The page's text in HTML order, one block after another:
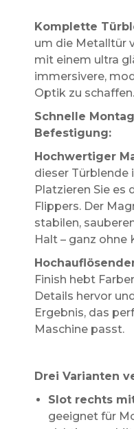
Komplette
um die Metalltür
mit einem ultra
immersivere,
Optik zu schaffen.
Schnelle
Befestigung:
Hochwertiger
dieser Türblende
Platzieren Sie es
Flippers. Der
stabilen,
Halt – ganz
Finish hebt
Details hervor
Ergebnis, das
Maschine passt.
Drei Varianten
Slot rechts
geeignet für